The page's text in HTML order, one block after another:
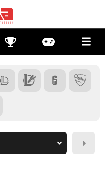
CompétitionsActu jeux